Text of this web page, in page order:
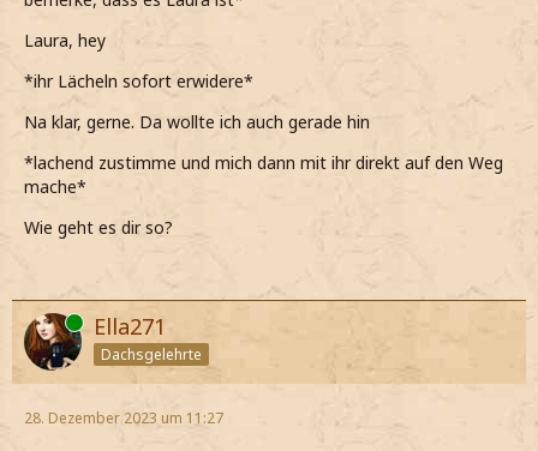
Laura, hey
*ihr Lächeln sofort erwidere*
Na klar, gerne. Da wollte ich auch gerade hin
*lachend zustimme und mich dann mit ihr direkt auf den Weg
mache*
Wie geht es dir so?
Online Ella271
Dachsgelehrte
28. Dezember 2023 um 11:27